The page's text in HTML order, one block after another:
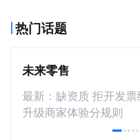
热门话题
未来零售
最新：缺资质 拒开发
升级商家体验分规则